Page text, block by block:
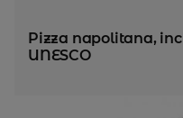
Pizza napolitana,
UNESCO